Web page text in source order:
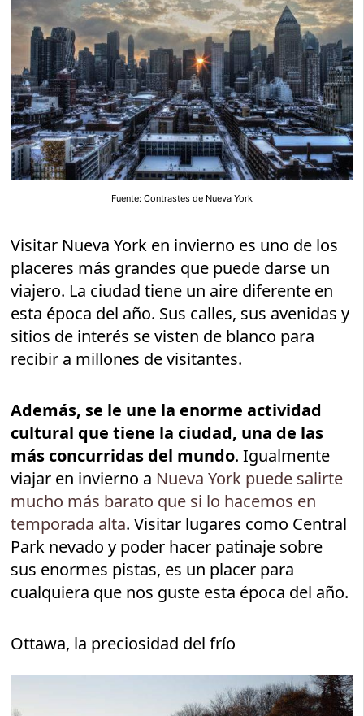
Fuente: Contrastes de Nueva York
Visitar Nueva York en invierno es uno de los
placeres más grandes que puede darse un
viajero. La ciudad tiene un aire diferente en
esta época del año. Sus calles, sus avenidas y
sitios de interés se visten de blanco para
recibir a millones de visitantes.
Además, se le une la enorme actividad
cultural que tiene la ciudad, una de las
más concurridas del mundo. Igualmente
viajar en invierno a Nueva York puede salirte
mucho más barato que si lo hacemos en
temporada alta. Visitar lugares como Central
Park nevado y poder hacer patinaje sobre
sus enormes pistas, es un placer para
cualquiera que nos guste esta época del año.
Ottawa, la preciosidad del frío